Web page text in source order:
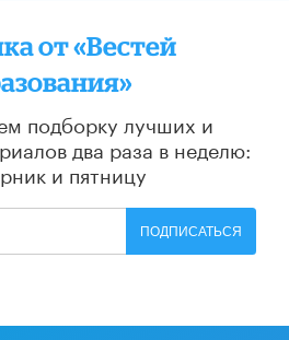
от «Вестей
подборку лучших и
два раза в неделю:
и пятницу
ПОДПИСАТЬСЯ